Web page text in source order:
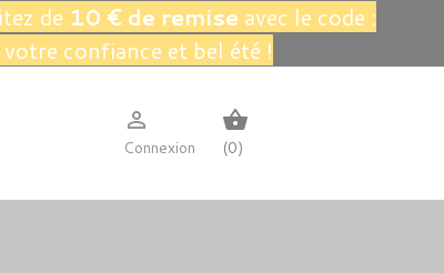
de 10 € de remise avec le code :
confiance et bel été !

Connexion
shopping_basket
(0)